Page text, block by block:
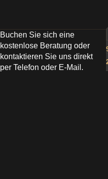
Buchen Sie sich eine
kostenlose Beratung oder
kontaktieren Sie uns direkt
per Telefon oder E-Mail.